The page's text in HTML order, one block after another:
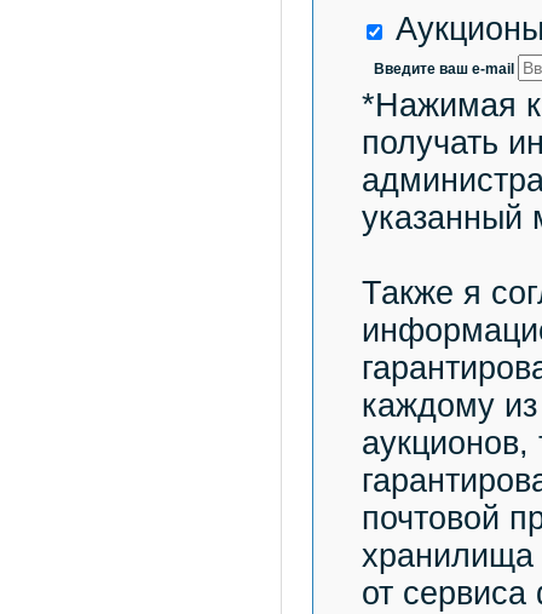
Введите ваш e-mail
*Нажимая
получать
указанный
Также я
каждому
почтовой
хранилища
от сервиса